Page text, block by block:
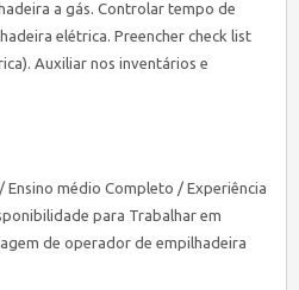
a gás. Controlar tempo de
elétrica. Preencher check list
Auxiliar nos inventários e
Ensino médio Completo / Experiência
para Trabalhar em
de operador de empilhadeira